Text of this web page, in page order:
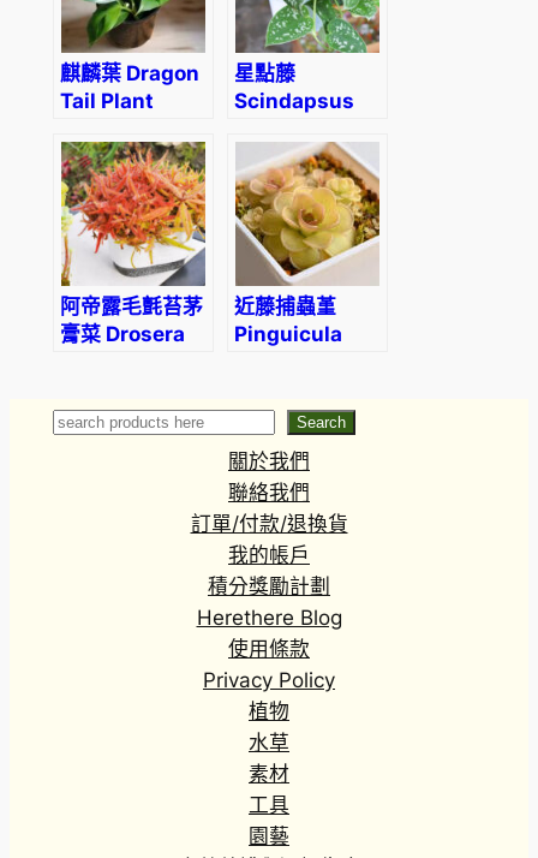
麒麟葉 Dragon
Tail Plant
pinnatum)
星點藤
Scindapsus
‘Argyraeus’
阿帝露毛氈苔茅
膏菜 Drosera
近藤捕蟲堇
Pinguicula
Search Search
關於我們
聯絡我們
訂單/付款/退換貨
我的帳戶
積分獎勵計劃
Herethere Blog
使用條款
Privacy Policy
植物
水草
素材
工具
園藝